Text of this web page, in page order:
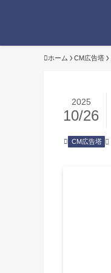
ホーム CM広告塔
2025
10/26
CM広告塔